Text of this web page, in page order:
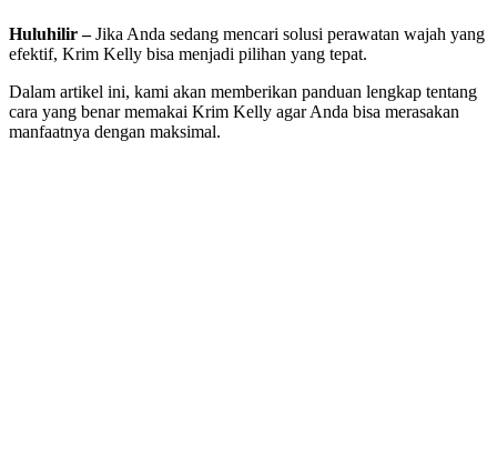
Huluhilir –Jika Anda sedang mencari solusi perawatan wajah yang
efektif, Krim Kelly bisa menjadi pilihan yang tepat.
Dalam artikel ini, kami akan memberikan panduan lengkap tentang
cara yang benar memakai Krim Kelly agar Anda bisa merasakan
manfaatnya dengan maksimal.